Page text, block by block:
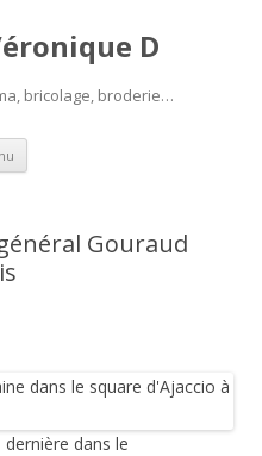
D
bricolage, broderie…
Aller
contenu
Gouraud
dans le